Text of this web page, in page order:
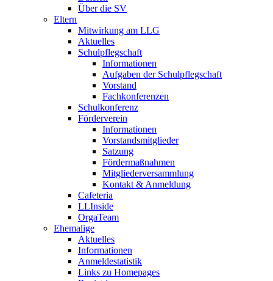
Über die SV
Eltern
Mitwirkung am LLG
Aktuelles
Schulpflegschaft
Informationen
Aufgaben der Schulpflegschaft
Vorstand
Fachkonferenzen
Schulkonferenz
Förderverein
Informationen
Vorstandsmitglieder
Satzung
Fördermaßnahmen
Mitgliederversammlung
Kontakt & Anmeldung
Cafeteria
LLInside
OrgaTeam
Ehemalige
Aktuelles
Informationen
Anmeldestatistik
Links zu Homepages